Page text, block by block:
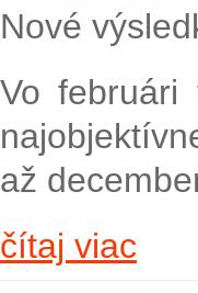
Nové
Vo februári
až
čítaj viac